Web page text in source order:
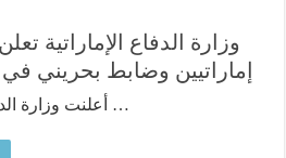
وزارة الدفاع الإماراتية
إماراتيين وضابط بحريني
أعلنت وزارة الدفاع الإماراتية، مساء …